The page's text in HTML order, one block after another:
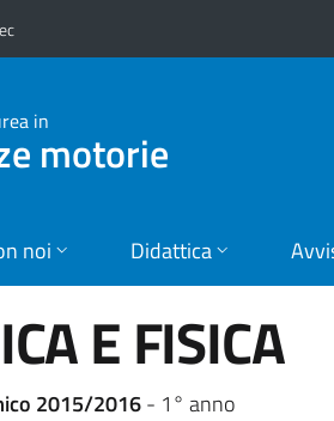
in
motorie
noi Didattica
E FISICA
2015/2016- 1° anno